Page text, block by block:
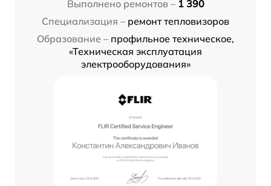
Выполнено ремонтов – 1 390
Специализация – ремонт тепловизоров
Образование – профильное техническое,
«Техническая эксплуатация
электрооборудования»